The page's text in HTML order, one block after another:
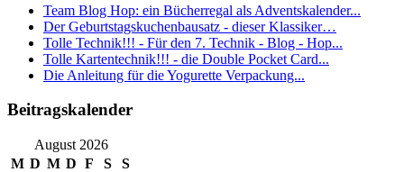
Team Blog Hop: ein Bücherregal als Adventskalender...
Der Geburtstagskuchenbausatz - dieser Klassiker…
Tolle Technik!!! - Für den 7. Technik - Blog - Hop...
Tolle Kartentechnik!!! - die Double Pocket Card...
Die Anleitung für die Yogurette Verpackung...
Beitragskalender
August 2026
M D M D F S
S